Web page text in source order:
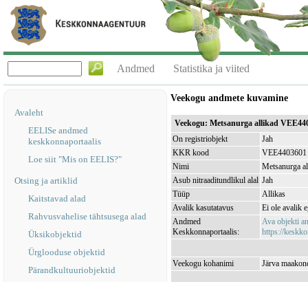
Andmed Statistika ja viited
Avaleht
EELISe andmed
keskkonnaportaalis
Loe siit "Mis on EELIS?"
Otsing ja artiklid
Kaitstavad alad
Rahvusvahelise tähtsusega alad
Üksikobjektid
Ürglooduse objektid
Pärandkultuuriobjektid
Veekogu andmete kuvamine
Veekogu: Metsanurga allikad
On registriobjekt
Jah
KKR kood
VEE4403601
Nimi
Metsanurga
Asub nitraaditundlikul alal Jah
Tüüp
Allikas
Avalik kasutatavus
Ei ole avalik
Andmed
Keskkonnaportaalis:
Ava objekti
https://
Veekogu kohanimi Järva